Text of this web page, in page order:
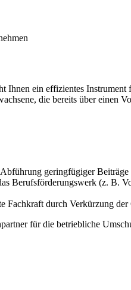
ein effizientes Instrument
die bereits über einen
geringfügiger
Berufsförderungswerk (z. B.
Fachkraft durch Verkürzung
für die betriebliche